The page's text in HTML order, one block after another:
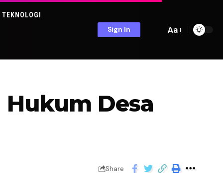
TEKNOLOGI
Sign In Aa
Desa
Share